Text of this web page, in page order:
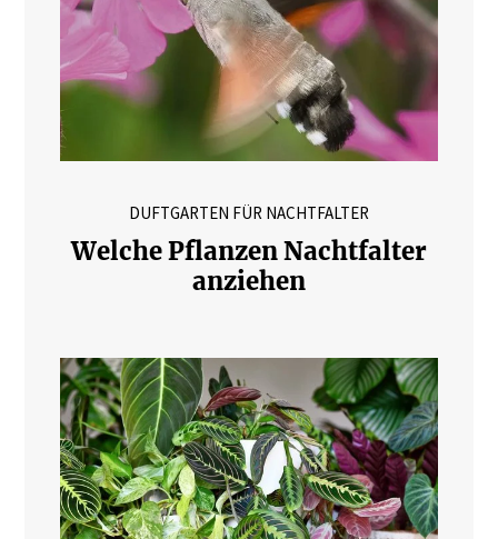
DUFTGARTEN FÜR NACHTFALTER
Welche Pflanzen Nachtfalter
anziehen